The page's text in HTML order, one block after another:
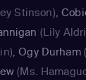
Stinson) ,
(Lily
,Ogy Durham
(Ms.